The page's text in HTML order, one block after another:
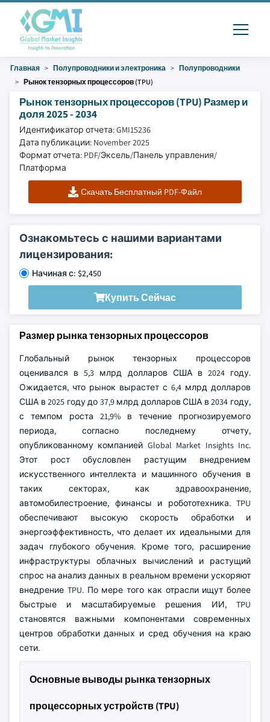
Главная Полупроводники и электроника
Полупроводники
Рынок тензорных процессоров (TPU)
Рынок тензорных процессоров (TPU) Размер и
доля 2025 - 2034
Идентификатор отчета: GMI15236
Дата публикации: November 2025
Формат отчета: PDF/Эксель/Панель управления/
Платформа
Скачать Бесплатный PDF-Файл
Ознакомьтесь с нашими вариантами
лицензирования:
Начиная с: $2,450
Купить Сейчас
Размер рынка тензорных процессоров
Глобальный рынок тензорных процессоров
оценивался в 5,3 млрд долларов США в 2024 году.
Ожидается, что рынок вырастет с 6,4 млрд долларов
США в 2025 году до 37,9 млрд долларов США в 2034 году,
с темпом роста 21,9% в течение прогнозируемого
периода, согласно последнему отчету,
опубликованному компанией Global Market Insights Inc.
Этот рост обусловлен растущим внедрением
искусственного интеллекта и машинного обучения в
таких секторах, как здравоохранение,
автомобилестроение, финансы и робототехника. TPU
обеспечивают высокую скорость обработки и
энергоэффективность, что делает их идеальными для
задач глубокого обучения. Кроме того, расширение
инфраструктуры облачных вычислений и растущий
спрос на анализ данных в реальном времени ускоряют
внедрение TPU. По мере того как отрасли ищут более
быстрые и масштабируемые решения ИИ, TPU
становятся важными компонентами современных
центров обработки данных и сред обучения на краю
сети.
Основные выводы рынка тензорных
процессорных устройств (TPU)